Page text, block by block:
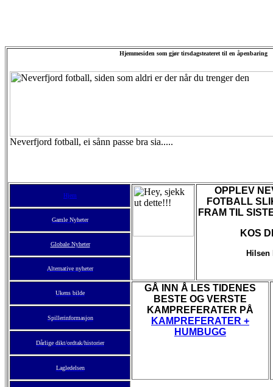
Hjemmesiden som gjør tirsdagsteateret til en åpenbaring
Neverfjord fotball, ei sånn passe bra sia.....
Hjem
OPPLEV
FOTBALL
FRAM TIL
KOS
Hilsen
Gamle Nyheter
Globale Nyheter
Alternative nyheter
Ukens bilde
GÅ INN Å LES TIDENES
BESTE OG VERSTE
KAMPREFERATER PÅ
KAMPREFERATER +
HUMBUGG
Spillerinformasjon
Dårlige dikt/ordtak/historier
Lagledelsen